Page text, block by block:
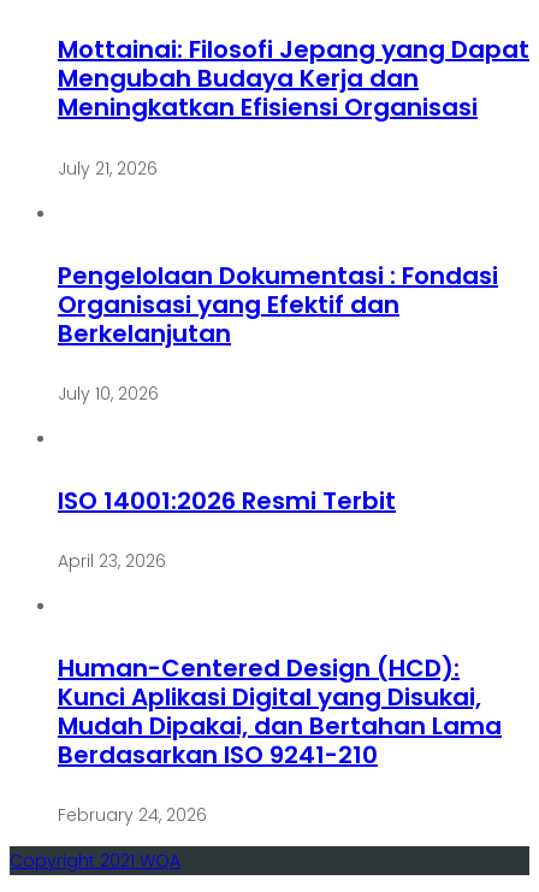
Mottainai: Filosofi Jepang yang Dapat
Mengubah Budaya Kerja dan
Meningkatkan Efisiensi Organisasi
July 21, 2026
Pengelolaan Dokumentasi : Fondasi
Organisasi yang Efektif dan
Berkelanjutan
July 10, 2026
ISO 14001:2026 Resmi Terbit
April 23, 2026
Human-Centered Design (HCD):
Kunci Aplikasi Digital yang Disukai,
Mudah Dipakai, dan Bertahan Lama
Berdasarkan ISO 9241-210
February 24, 2026
Copyright 2021 WQA